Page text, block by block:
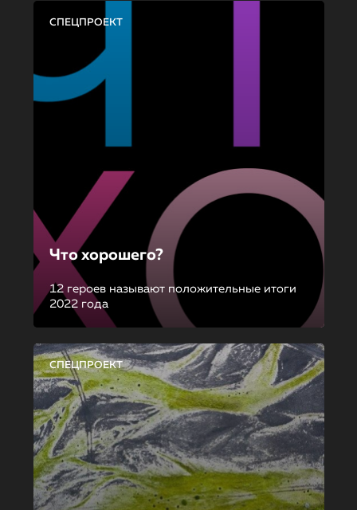
СПЕЦПРОЕКТ
Что хорошего?
12 героев называют положительные итоги
2022 года
СПЕЦПРОЕКТ